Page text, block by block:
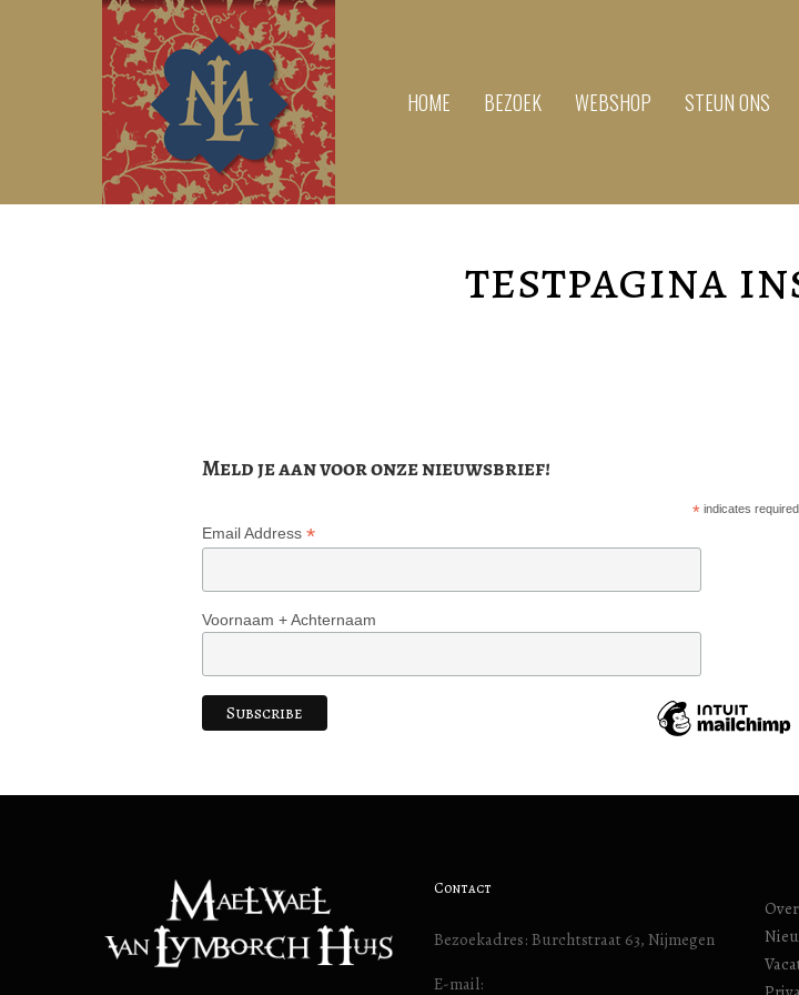
HOME BEZOEK WEBSHOP STEUN ONS
testpagina
Meld je aan voor onze nieuwsbrief!
*indicates required
Email Address *
Voornaam + Achternaam
Contact
Bezoekadres: Burchtstraat 63, Nijmegen
E-mail: